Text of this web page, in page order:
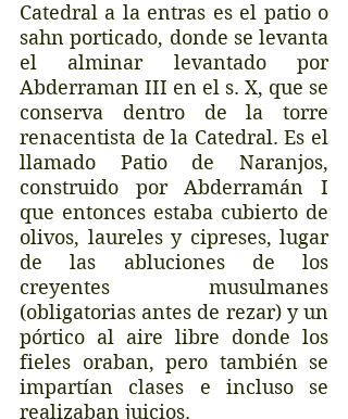
Catedral a la entras es el patio o
sahn porticado, donde se levanta
el alminar levantado por
Abderraman III en el s. X, que se
conserva dentro de la torre
renacentista de la Catedral. Es el
llamado Patio de Naranjos,
construido por Abderramán I
que entonces estaba cubierto de
olivos, laureles y cipreses, lugar
de las abluciones de los
creyentes musulmanes
(obligatorias antes de rezar) y un
pórtico al aire libre donde los
fieles oraban, pero también se
impartían clases e incluso se
realizaban juicios.